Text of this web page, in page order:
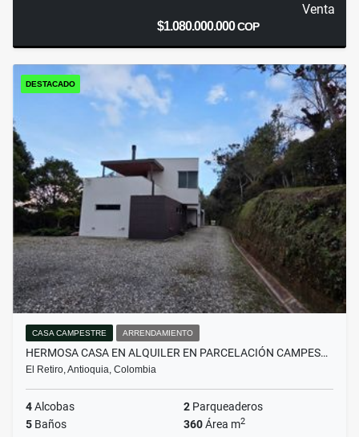
Venta
$1.080.000.000COP
DESTACADO
CASA CAMPESTRE ARRENDAMIENTO
HERMOSA CASA EN ALQUILER EN PARCELACIÓN CAMPES…
El Retiro, Antioquia, Colombia
4Alcobas 2 Parqueaderos
5 Baños 360Área m2